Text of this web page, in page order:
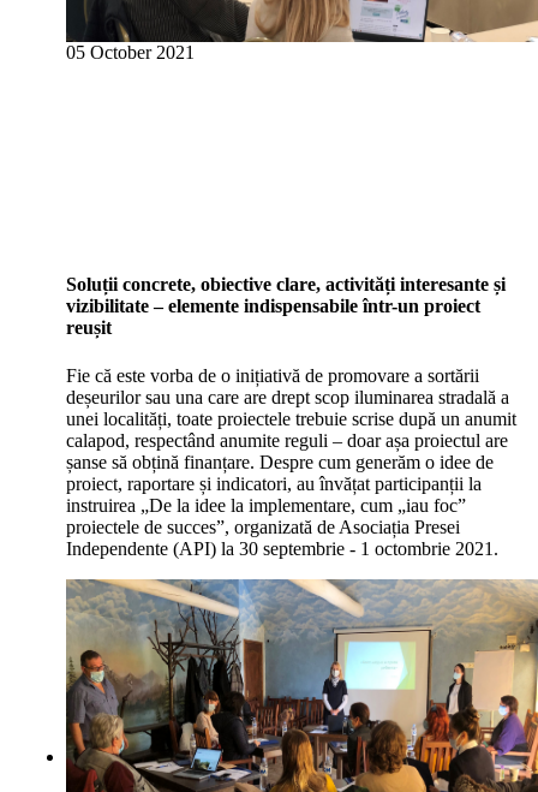
05 October 2021
Soluții concrete, obiective clare, activități interesante și
vizibilitate – elemente indispensabile într-un proiect
reușit
Fie că este vorba de o inițiativă de promovare a sortării
deșeurilor sau una care are drept scop iluminarea stradală a
unei localități, toate proiectele trebuie scrise după un anumit
calapod, respectând anumite reguli – doar așa proiectul are
șanse să obțină finanțare. Despre cum generăm o idee de
proiect, raportare și indicatori, au învățat participanții la
instruirea „De la idee la implementare, cum „iau foc”
proiectele de succes”, organizată de Asociația Presei
Independente (API) la 30 septembrie - 1 octombrie 2021.